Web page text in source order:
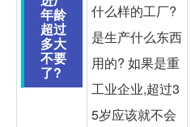
年龄
超过
多大
不要
了?
什么样的工厂?
是生产什么东西
用的? 如果是重
工业企业,超过3
5岁应该就不会